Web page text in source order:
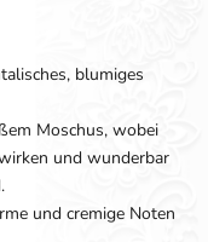
blumiges
Moschus, wobei
und wunderbar
und cremige Noten